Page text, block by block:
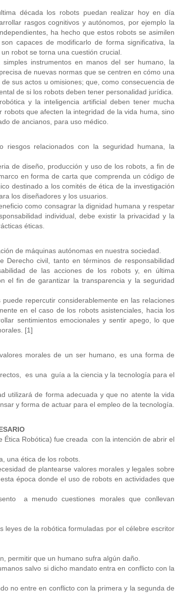
década los robots puedan realizar hoy en día
rasgos cognitivos y autónomos, por ejemplo la
ha hecho que estos robots se asimilen
capaces de modificarlo de forma significativa, la
robot se torna una cuestión crucial.
instrumentos en manos del ser humano, la
de nuevas normas que se centren en cómo una
sus actos u omisiones; que, como consecuencia de
de si los robots deben tener personalidad jurídica.
y la inteligencia artificial deben tener mucha
que afecten la integridad de la vida huma, sino
de ancianos, para uso médico.
relacionados con la seguridad humana, la
de diseño, producción y uso de los robots, a fin de
en forma de carta que comprenda un código de
destinado a los comités de ética de la investigación
los diseñadores y los usuarios.
como consagrar la dignidad humana y respetar
individual, debe existir la privacidad y la
éticas.
de máquinas autónomas en nuestra sociedad.
Derecho civil, tanto en términos de responsabilidad
de las acciones de los robots y, en última
el fin de garantizar la transparencia y la seguridad
repercutir considerablemente en las relaciones
en el caso de los robots asistenciales, hacia los
sentimientos emocionales y sentir apego, lo que
[1]
morales de un ser humano, es una forma de
es una guía a la ciencia y la tecnología para el
utilizará de forma adecuada y que no atente la vida
y forma de actuar para el empleo de la tecnología.
Ética Robótica) fue creada con la intención de abrir el
una ética de los robots.
de plantearse valores morales y legales sobre
época donde el uso de robots en actividades que
a menudo cuestiones morales que conllevan
leyes de la robótica formuladas por el célebre escritor
permitir que un humano sufra algún daño.
salvo si dicho mandato entra en conflicto con la
no entre en conflicto con la primera y la segunda de